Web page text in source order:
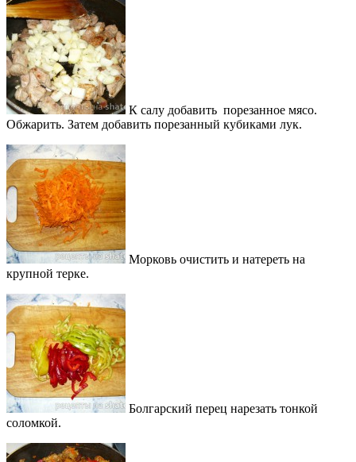
К салу добавить порезанное мясо.
Обжарить. Затем добавить порезанный кубиками лук.
Морковь очистить и натереть на
крупной терке.
Болгарский перец нарезать тонкой
соломкой.